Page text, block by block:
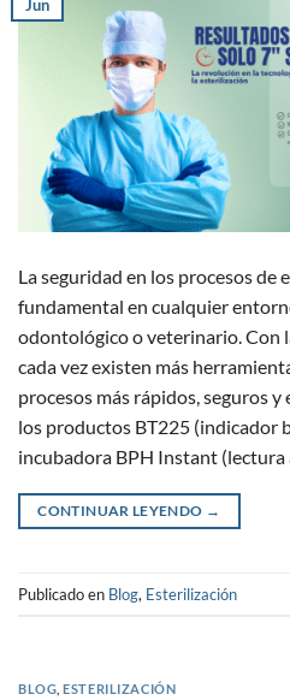
Jun
La seguridad en los procesos de
fundamental en cualquier
odontológico o veterinario. Con
cada vez existen más
procesos más rápidos, seguros
los productos BT225 (indicador
incubadora BPH Instant
CONTINUAR LEYENDO →
Publicado en Blog, Esterilización
BLOG ,ESTERILIZACIÓN